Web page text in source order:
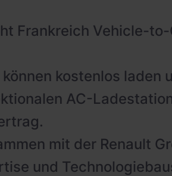
Frankreich Vehicle-
kostenlos laden
AC-
mit der Renault
und